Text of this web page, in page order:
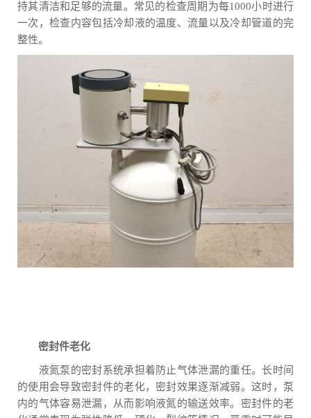
持其清洁和足够的流量。常见的检查周期为每1000小时进行
一次，检查内容包括冷却液的温度、流量以及冷却管道的完
整性。
密封件老化
液氮泵的密封系统承担着防止气体泄漏的重任。长时间
的使用会导致密封件的老化，密封效果逐渐减弱。这时，泵
内的气体容易泄漏，从而影响液氮的输送效率。密封件的老